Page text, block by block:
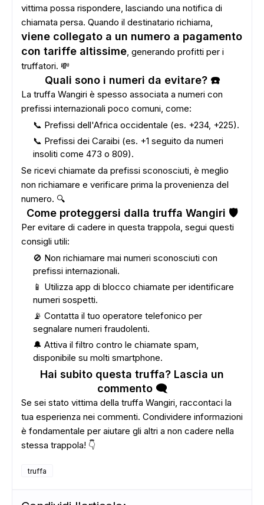
vittima possa rispondere, lasciando una notifica di
chiamata persa. Quando il destinatario richiama,
viene collegato a un numero a pagamento
con tariffe altissime, generando profitti per i
truffatori. 💸
Quali sono i numeri da evitare? ☎️
La truffa Wangiri è spesso associata a numeri con
prefissi internazionali poco comuni, come:
📞 Prefissi dell'Africa occidentale (es. +234, +225).
📞 Prefissi dei Caraibi (es. +1 seguito da numeri
insoliti come 473 o 809).
Se ricevi chiamate da prefissi sconosciuti, è meglio
non richiamare e verificare prima la provenienza del
numero. 🔍
Come proteggersi dalla truffa Wangiri 🛡️
Per evitare di cadere in questa trappola, segui questi
consigli utili:
🚫 Non richiamare mai numeri sconosciuti con
prefissi internazionali.
📱 Utilizza app di blocco chiamate per identificare
numeri sospetti.
📡 Contatta il tuo operatore telefonico per
segnalare numeri fraudolenti.
🔔 Attiva il filtro contro le chiamate spam,
disponibile su molti smartphone.
Hai subito questa truffa? Lascia un
commento 🗨️
Se sei stato vittima della truffa Wangiri, raccontaci la
tua esperienza nei commenti. Condividere informazioni
è fondamentale per aiutare gli altri a non cadere nella
stessa trappola! 👇
truffa